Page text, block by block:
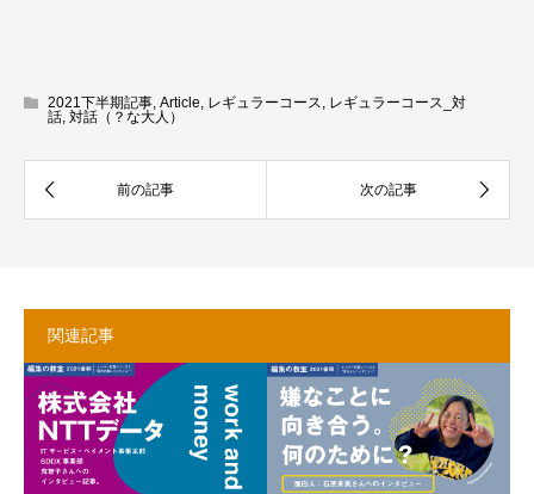
2021下半期記事, Article, レギュラーコース, レギュラーコース_対
話, 対話（？な大人）
関連記事